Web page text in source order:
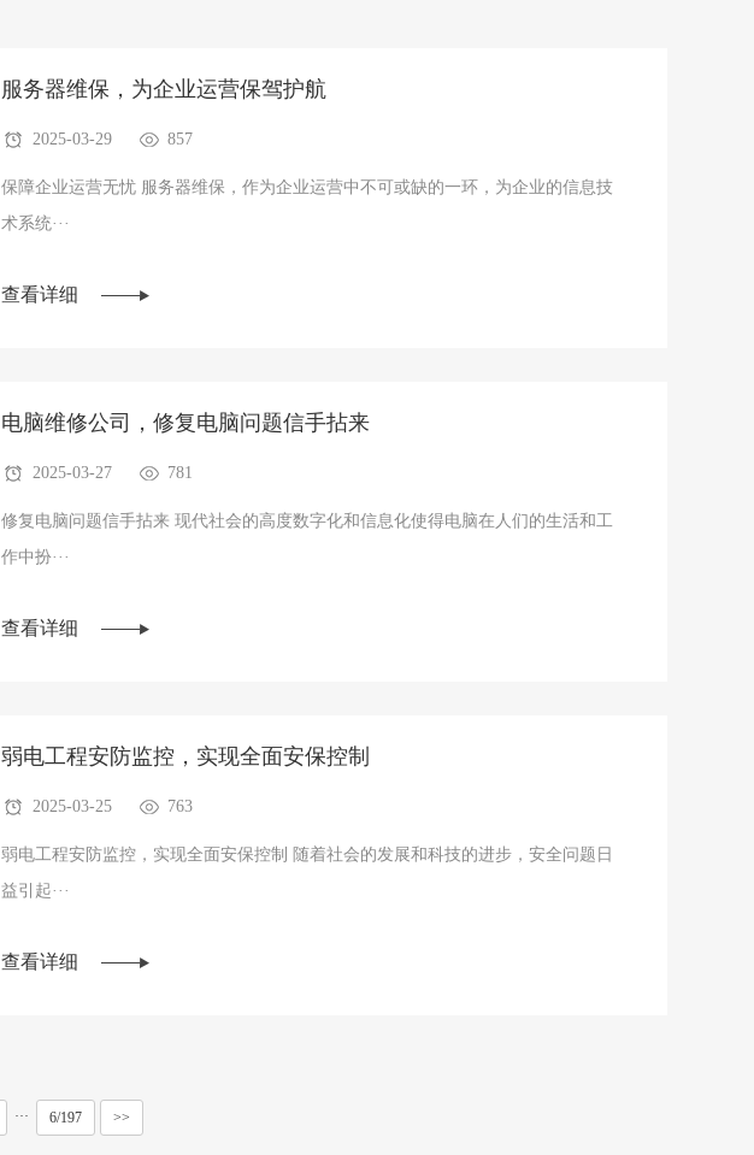
服务器维保，为企业运营保驾护航
2025-03-29 857
保障企业运营无忧 服务器维保，作为企业运营中不可或缺的一环，为企业的信息技
术系统···
查看详细
电脑维修公司，修复电脑问题信手拈来
2025-03-27 781
修复电脑问题信手拈来 现代社会的高度数字化和信息化使得电脑在人们的生活和工
作中扮···
查看详细
弱电工程安防监控，实现全面安保控制
2025-03-25 763
弱电工程安防监控，实现全面安保控制 随着社会的发展和科技的进步，安全问题日
益引起···
查看详细
··· 6/197 >>